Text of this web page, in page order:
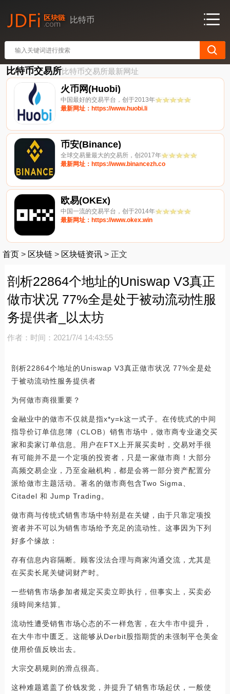
比特币
比特币交易所比特币交易所最新网址
火币网(Huobi)
中国最好的交易平台，创于2013年
最新网址：https://www.huobi.li
币安(Binance)
全球交易量最大的交易所，创2017年
最新网址：https://www.binancezh.co
欧易(OKEx)
中国一流的交易平台，创于2014年
最新网址：https://www.okex.win
首页 > 区块链 > 区块链资讯 > 正文
剖析22864个地址的Uniswap V3真正
做市状况 77%全是处于被动流动性服
务提供者_以太坊
作者： 时间：2021/7/4 14:43:55
剖析22864个地址的Uniswap V3真正做市状况 77%全是处
于被动流动性服务提供者
为何做市商很重要？
金融业中的做市不仅就是指x*y=k这一式子。在传统式的中间
指导价订单信息簿（CLOB）销售市场中，做市商专业递交买
家和卖家订单信息。用户在FTX上开展买卖时，交易对手很
有可能并不是一个定项的投资者，只是一家做市商！大部分
高频交易企业，乃至金融机构，都是会将一部分资产配置分
派给做市主题活动。著名的做市商包含Two Sigma、
Citadel 和 Jump Trading。
做市商与传统式销售市场中特别是在关键，由于只靠定项投
资者并不可以为销售市场给予充足的流动性。这事因为下列
好多个缘故：
存有信息内容隔断。顾客没法合理与商家沟通交流，尤其是
在买卖长尾关键词财产时。
一些销售市场参加者规定买卖立即执行，但事实上，买卖必
须時间来结算。
流动性遭受销售市场心态的不一样危害，在大牛市中提升，
在大牛市中匮乏。这能够从Derbit股指期货的未强制平仓美金
使用价值反映出去。
大宗交易规则的滑点很高。
这种难题遮盖了价钱发觉，并提升了销售市场起伏，一般使